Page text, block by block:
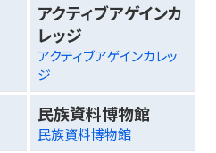
アクティブアゲインカ
レッジ
アクティブアゲインカレッ
ジ
民族資料博物館
民族資料博物館